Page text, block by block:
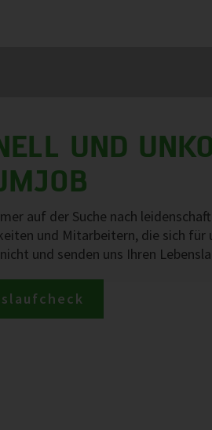
UND
auf der Suche nach
und Mitarbeitern, die sich für
und senden uns Ihren